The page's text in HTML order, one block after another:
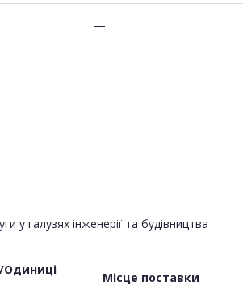
—
у галузях інженерії та будівництва
Одиниці
Місце поставки